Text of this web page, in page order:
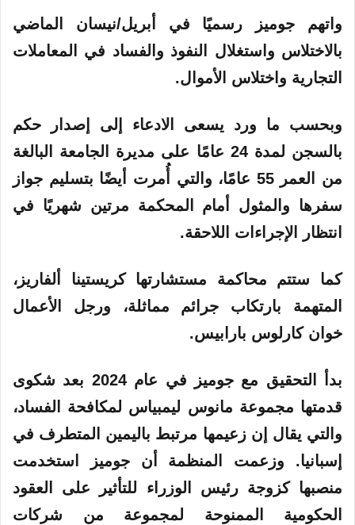
واتهم جوميز رسميًا في أبريل/نيسان الماضي
بالاختلاس واستغلال النفوذ والفساد في المعاملات
التجارية واختلاس الأموال.
وبحسب ما ورد يسعى الادعاء إلى إصدار حكم
بالسجن لمدة 24 عامًا على مديرة الجامعة البالغة
من العمر 55 عامًا، والتي أُمرت أيضًا بتسليم جواز
سفرها والمثول أمام المحكمة مرتين شهريًا في
انتظار الإجراءات اللاحقة.
كما ستتم محاكمة مستشارتها كريستينا ألفاريز،
المتهمة بارتكاب جرائم مماثلة، ورجل الأعمال
خوان كارلوس بارابيس.
بدأ التحقيق مع جوميز في عام 2024 بعد شكوى
قدمتها مجموعة مانوس ليمبياس لمكافحة الفساد،
والتي يقال إن زعيمها مرتبط باليمين المتطرف في
إسبانيا. وزعمت المنظمة أن جوميز استخدمت
منصبها كزوجة رئيس الوزراء للتأثير على العقود
الحكومية الممنوحة لمجموعة من شركات